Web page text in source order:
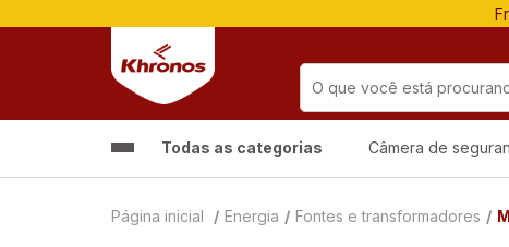
Todas as categorias Câmera de
Página inicial Energia Fontes e transformadores